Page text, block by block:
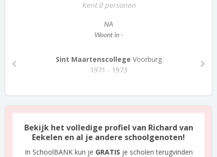
Kent 0 personen
NA
Woont in -
Sint Maartenscollege Voorburg
1971 - 1973
Bekijk het volledige profiel van Richard van
Eekelen en al je andere schoolgenoten!
In SchoolBANK kun je GRATIS je scholen terugvinden